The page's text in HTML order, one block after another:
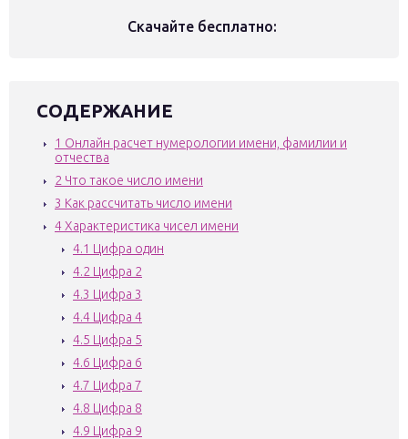
Скачайте бесплатно:
СОДЕРЖАНИЕ
1 Онлайн расчет нумерологии имени, фамилии и
отчества
2 Что такое число имени
3 Как рассчитать число имени
4Характеристика чисел имени
4.1 Цифра один
4.2 Цифра 2
4.3 Цифра 3
4.4 Цифра 4
4.5 Цифра 5
4.6 Цифра 6
4.7 Цифра 7
4.8 Цифра 8
4.9 Цифра 9